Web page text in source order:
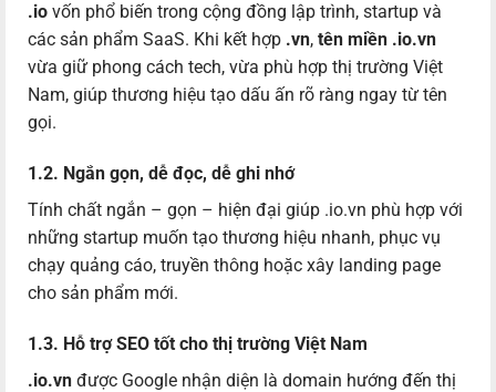
.io vốn phổ biến trong cộng đồng lập trình, startup và
các sản phẩm SaaS. Khi kết hợp .vn, tên miền .io.vn
vừa giữ phong cách tech, vừa phù hợp thị trường Việt
Nam, giúp thương hiệu tạo dấu ấn rõ ràng ngay từ tên
gọi.
1.2. Ngắn gọn, dễ đọc, dễ ghi nhớ
Tính chất ngắn – gọn – hiện đại giúp .io.vn phù hợp với
những startup muốn tạo thương hiệu nhanh, phục vụ
chạy quảng cáo, truyền thông hoặc xây landing page
cho sản phẩm mới.
1.3. Hỗ trợ SEO tốt cho thị trường Việt Nam
.io.vn được Google nhận diện là domain hướng đến thị